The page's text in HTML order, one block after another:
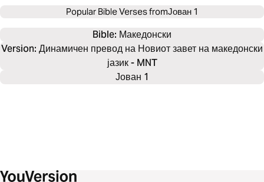
Popular Bible Verses fromЈован 1
Bible: Македонски
Version: Динамичен превод на Новиот завет на македонски
јазик - MNT
Јован 1